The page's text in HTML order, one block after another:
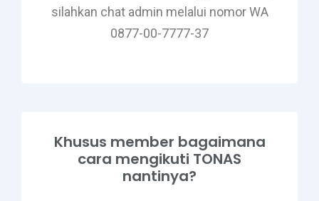
silahkan chat admin melalui nomor WA
0877-00-7777-37
Khusus member bagaimana
cara mengikuti TONAS
nantinya?